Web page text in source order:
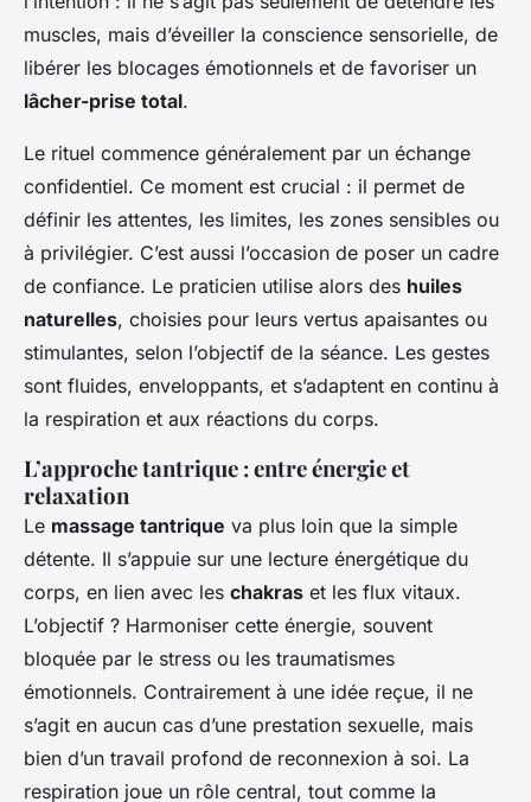
muscles, mais d’éveiller la conscience sensorielle, de
libérer les blocages émotionnels et de favoriser un
lâcher-prise total.
Le rituel commence généralement par un échange
confidentiel. Ce moment est crucial : il permet de
définir les attentes, les limites, les zones sensibles ou
à privilégier. C’est aussi l’occasion de poser un cadre
de confiance. Le praticien utilise alors des huiles
naturelles, choisies pour leurs vertus apaisantes ou
stimulantes, selon l’objectif de la séance. Les gestes
sont fluides, enveloppants, et s’adaptent en continu à
la respiration et aux réactions du corps.
L’approche tantrique : entre énergie et
relaxation
Le massage tantrique va plus loin que la simple
détente. Il s’appuie sur une lecture énergétique du
corps, en lien avec les chakras et les flux vitaux.
L’objectif ? Harmoniser cette énergie, souvent
bloquée par le stress ou les traumatismes
émotionnels. Contrairement à une idée reçue, il ne
s’agit en aucun cas d’une prestation sexuelle, mais
bien d’un travail profond de reconnexion à soi. La
respiration joue un rôle central, tout comme la